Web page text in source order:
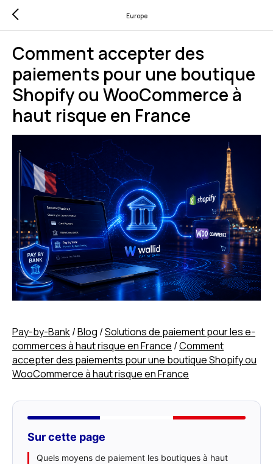
Europe
Comment accepter des
paiements pour une boutique
Shopify ou WooCommerce à
haut risque en France
Pay-by-Bank/Blog /Solutions de paiement pour les e-
commerces à haut risque en France /Comment
accepter des paiements pour une boutique Shopify ou
WooCommerce à haut risque en France
Sur cette page
Quels moyens de paiement les boutiques à haut